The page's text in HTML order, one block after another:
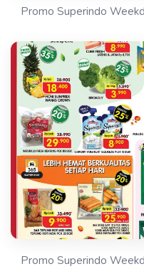
Promo Superindo
Promo Superindo